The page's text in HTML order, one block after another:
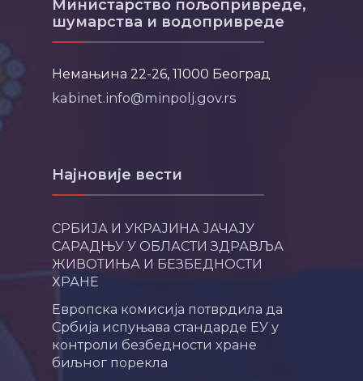
Министарство пољопривреде,
шумарства и водопривреде
Немањина 22-26, 11000 Београд
kabinet.info@minpolj.gov.rs
Најновије вести
СРБИЈА И УКРАЈИНА ЈАЧАЈУ
САРАДЊУ У ОБЛАСТИ ЗДРАВЉА
ЖИВОТИЊА И БЕЗБЕДНОСТИ
ХРАНЕ
Европска комисија потврдила да
Србија испуњава стандарде ЕУ у
контроли безбедности хране
биљног порекла